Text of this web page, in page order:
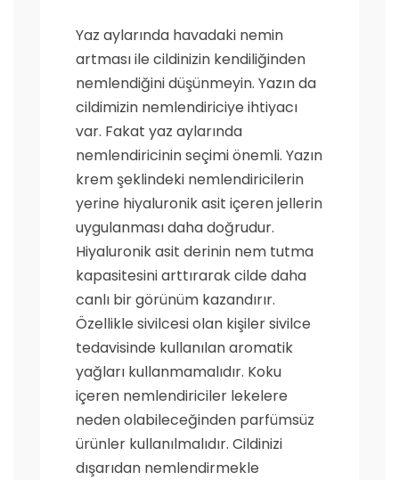
Yaz aylarında havadaki nemin
artması ile cildinizin kendiliğinden
nemlendiğini düşünmeyin. Yazın da
cildimizin nemlendiriciye ihtiyacı
var. Fakat yaz aylarında
nemlendiricinin seçimi önemli. Yazın
krem şeklindeki nemlendiricilerin
yerine hiyaluronik asit içeren jellerin
uygulanması daha doğrudur.
Hiyaluronik asit derinin nem tutma
kapasitesini arttırarak cilde daha
canlı bir görünüm kazandırır.
Özellikle sivilcesi olan kişiler sivilce
tedavisinde kullanılan aromatik
yağları kullanmamalıdır. Koku
içeren nemlendiriciler lekelere
neden olabileceğinden parfümsüz
ürünler kullanılmalıdır. Cildinizi
dışarıdan nemlendirmekle